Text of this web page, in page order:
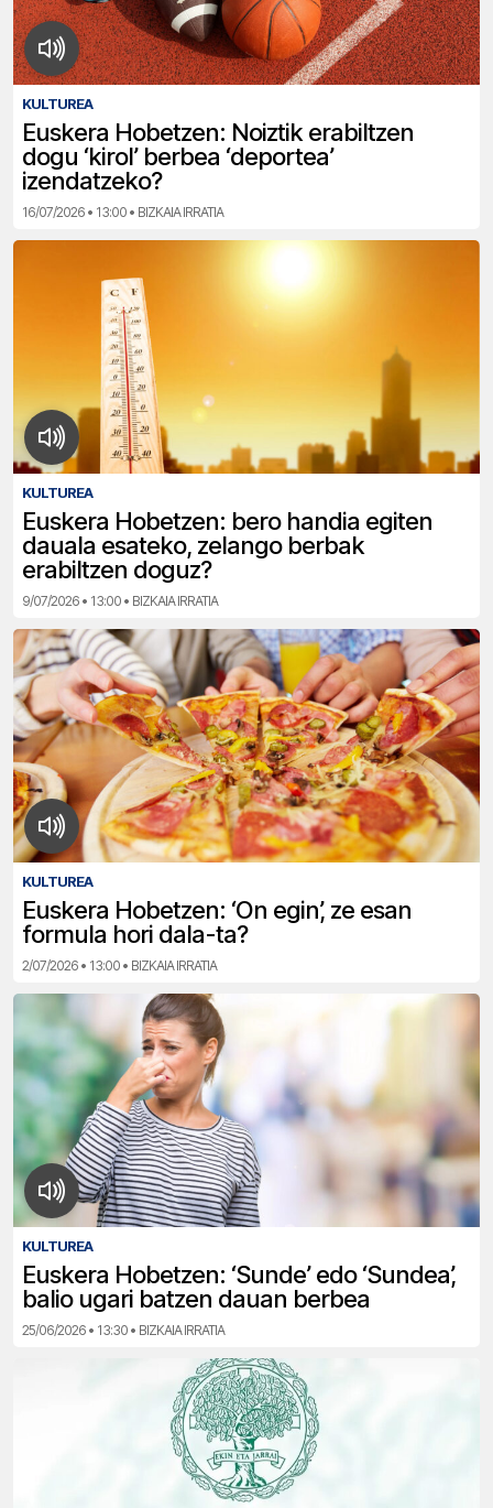
KULTUREA
Euskera Hobetzen: Noiztik erabiltzen
dogu ‘kirol’ berbea ‘deportea’
izendatzeko?
16/07/2026 • 13:00 • BIZKAIA IRRATIA
KULTUREA
Euskera Hobetzen: bero handia egiten
dauala esateko, zelango berbak
erabiltzen doguz?
9/07/2026 • 13:00 • BIZKAIA IRRATIA
KULTUREA
Euskera Hobetzen: ‘On egin’, ze esan
formula hori dala-ta?
2/07/2026 • 13:00 • BIZKAIA IRRATIA
KULTUREA
Euskera Hobetzen: ‘Sunde’ edo ‘Sundea’,
balio ugari batzen dauan berbea
25/06/2026 • 13:30 • BIZKAIA IRRATIA